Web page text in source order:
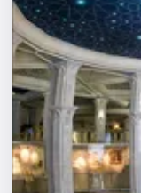
Спорт
События
Города
Площадки